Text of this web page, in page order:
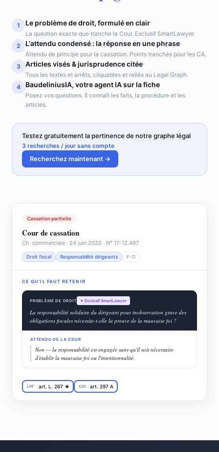
1 Le problème de droit, formulé en clair
La question exacte que tranche la Cour. Exclusif SmartLawyer.
2
L'attendu condensé : la réponse en une phrase
Attendu de principe pour la cassation. Points tranchés pour les CA.
3
Articles visés & jurisprudence citée
Tous les textes et arrêts, cliquables et reliés au Legal Graph.
4
BaudeliniusIA, votre agent IA sur la fiche
Posez vos questions. Il connaît les faits, la procédure et les
articles.
Testez gratuitement la pertinence de notre graphe légal
3 recherches / jour sans compte
Recherchez maintenant →
Cassation partielle
Cour de cassation
Ch. commerciale · 24 juin 2020 · N° 17-12.497
Droit fiscal Responsabilité dirigeants F-D
CE QU'IL FAUT RETENIR
PROBLÈME DE DROIT ✦ Exclusif SmartLawyer
La responsabilité solidaire du dirigeant pour inobservation grave des
obligations fiscales nécessite-t-elle la preuve de la mauvaise foi ?
ATTENDU DE LA COUR
Non — la responsabilité est engagée sans qu'il soit nécessaire
d'établir la mauvaise foi ou l'intentionnalité.
LPF art. L. 267 ★ CGI art. 297 A